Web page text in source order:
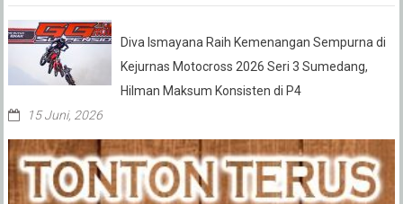
Diva Ismayana Raih Kemenangan Sempurna di
Kejurnas Motocross 2026 Seri 3 Sumedang,
Hilman Maksum Konsisten di P4
15 Juni, 2026